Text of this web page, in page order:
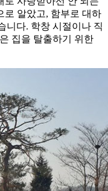
로 알았고, 함부로 대하
니다. 학창 시절이나 직
집을 탈출하기 위한